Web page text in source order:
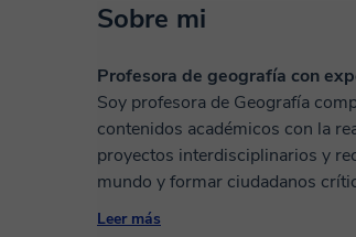
Sobre mi
Profesora de geografía con
Soy profesora de Geografía
contenidos académicos con la
proyectos interdisciplinarios y
mundo y formar ciudadanos
estaré encantada en
Leer más